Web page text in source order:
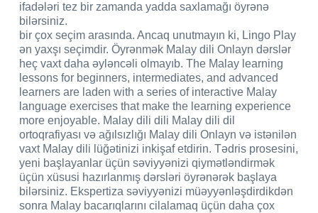
ifadələri tez bir zamanda yadda saxlamağı öyrənə
bilərsiniz.
bir çox seçim arasında. Ancaq unutmayın ki, Lingo Play
ən yaxşı seçimdir. Öyrənmək Malay dili Onlayn dərslər
heç vaxt daha əyləncəli olmayıb. The Malay learning
lessons for beginners, intermediates, and advanced
learners are laden with a series of interactive Malay
language exercises that make the learning experience
more enjoyable. Malay dili dili Malay dili dil
ortoqrafiyası və ağılsızlığı Malay dili Onlayn və istənilən
vaxt Malay dili lüğətinizi inkişaf etdirin. Tədris prosesini,
yeni başlayanlar üçün səviyyənizi qiymətləndirmək
üçün xüsusi hazırlanmış dərsləri öyrənərək başlaya
bilərsiniz. Ekspertiza səviyyənizi müəyyənləşdirdikdən
sonra Malay bacarıqlarını cilalamaq üçün daha çox